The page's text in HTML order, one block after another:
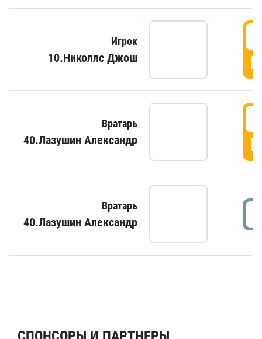
Игрок
10.Николлс Джош
Вратарь
40.Лазушин Александр
Вратарь
40.Лазушин Александр